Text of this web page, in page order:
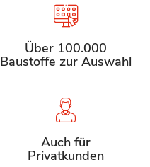
Über 100.000
Baustoffe zur Auswahl
Auch für
Privatkunden